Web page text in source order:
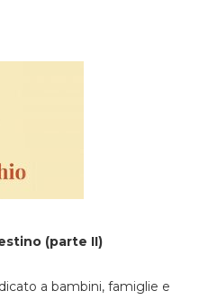
(parte II)
a bambini, famiglie e